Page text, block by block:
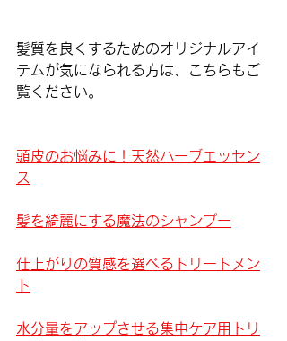
髪質を良くするためのオリジナルアイ
テムが気になられる方は、こちらもご
覧ください。
頭皮のお悩みに！天然ハーブエッセン
ス
髪を綺麗にする魔法のシャンプー
仕上がりの質感を選べるトリートメン
ト
水分量をアップさせる集中ケア用トリ